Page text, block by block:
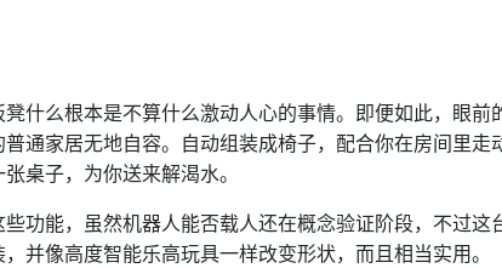
什么根本是不算什么激动人心的事情。即便如此，眼前
通家居无地自容。自动组装成椅子，配合你在房间里走
桌子，为你送来解渴水。
功能，虽然机器人能否载人还在概念验证阶段，不过这
并像高度智能乐高玩具一样改变形状，而且相当实用。